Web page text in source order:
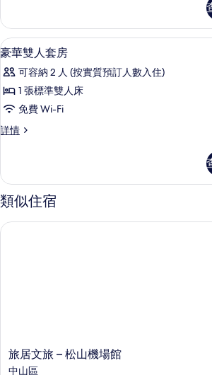
人
客
房
的
相
片
客
房
詳
載
入
所
有
華
人
套
房
的
房內夾萬、
11
豪華雙人套房
可容納 2 人 (按實質預訂人數入住)
1 張標準雙人床
免費 Wi-Fi
詳情
豪
套
房
詳
類似住宿
旅
居
旅居文旅 – 松山機場館
中山區
旅居文旅 – 松山機場館